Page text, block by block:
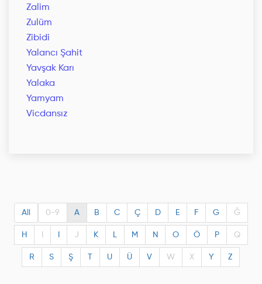
Zalim
Zulüm
Zibidi
Yalancı Şahit
Yavşak Karı
Yalaka
Yamyam
Vicdansız
All 0-9 A B C Ç D E F G Ğ
H J K L M N O Ö P Q
R S Ş U Ü V W X Y Z